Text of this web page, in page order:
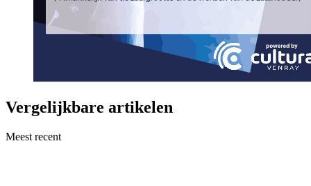
Vergelijkbare artikelen
Meest recent